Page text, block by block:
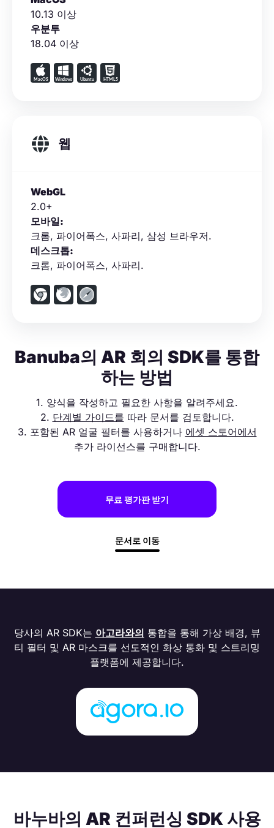
10.13 이상
우분투
18.04 이상
웹
WebGL
2.0+
모바일:
크롬, 파이어폭스, 사파리, 삼성 브라우저.
데스크톱:
크롬, 파이어폭스, 사파리.
Banuba의 AR 회의 SDK를 통합
하는 방법
1. 양식을 작성하고 필요한 사항을 알려주세요.
2. 단계별 가이드를 따라 문서를 검토합니다.
3. 포함된 AR 얼굴 필터를 사용하거나 에셋 스토어에서
추가 라이선스를 구매합니다.
무료 평가판 받기
문서로 이동
당사의 AR SDK는 아고라와의 통합을 통해 가상 배경, 뷰
티 필터 및 AR 마스크를 선도적인 화상 통화 및 스트리밍
플랫폼에 제공합니다.
바누바의 AR 컨퍼런싱 SDK 사용